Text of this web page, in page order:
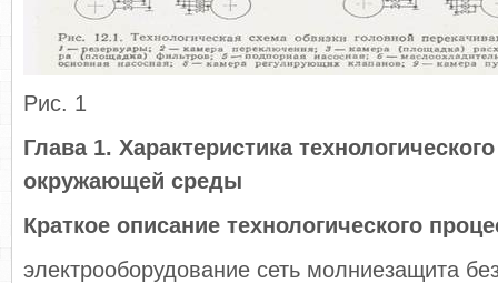
Рис. 1
Глава 1. Характеристика
окружающей среды
Краткое описание технологического
электрооборудование сеть молниезащита